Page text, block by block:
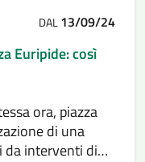
DAL13/09/24
Euripide: così
ora, piazza
di una
da interventi di